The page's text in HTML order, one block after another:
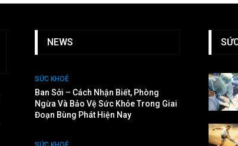
NEWS
SỨC KHOẺ
Ban Sởi – Cách Nhận Biết, Phòng
Ngừa Và Bảo Vệ Sức Khỏe Trong Giai
Đoạn Bùng Phát Hiện Nay